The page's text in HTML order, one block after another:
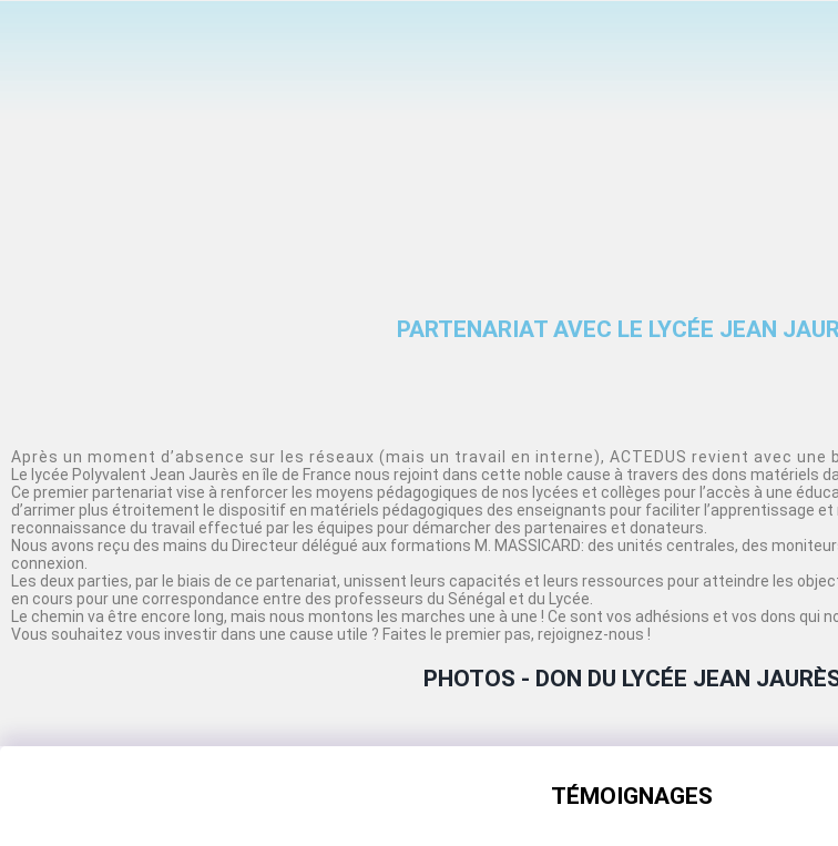
PARTENARIAT AVEC LE LYCÉE JEAN
Après un moment d’absence sur les réseaux (mais un travail en interne), ACTEDUS revient avec
Le lycée Polyvalent Jean Jaurès en île de France nous rejoint dans cette noble cause à travers des dons matériels
Ce premier partenariat vise à renforcer les moyens pédagogiques de nos lycées et collèges pour l’accès à une
d’arrimer plus étroitement le dispositif en matériels pédagogiques des enseignants pour faciliter l’apprentissage et
reconnaissance du travail effectué par les équipes pour démarcher des partenaires et donateurs.
Nous avons reçu des mains du Directeur délégué aux formations M. MASSICARD: des unités centrales, des
connexion.
Les deux parties, par le biais de ce partenariat, unissent leurs capacités et leurs ressources pour atteindre les
en cours pour une correspondance entre des professeurs du Sénégal et du Lycée.
Le chemin va être encore long, mais nous montons les marches une à une ! Ce sont vos adhésions et vos dons qui
Vous souhaitez vous investir dans une cause utile ? Faites le premier pas, rejoignez-nous !
PHOTOS - DON DU LYCÉE JEAN
TÉMOIGNAGES